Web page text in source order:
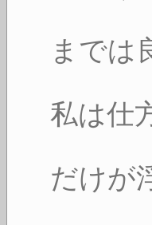
までは
私は仕
だけが